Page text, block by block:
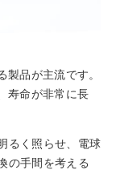
品が主流です。
寿命が非常に長
るく照らせ、電球
の手間を考える